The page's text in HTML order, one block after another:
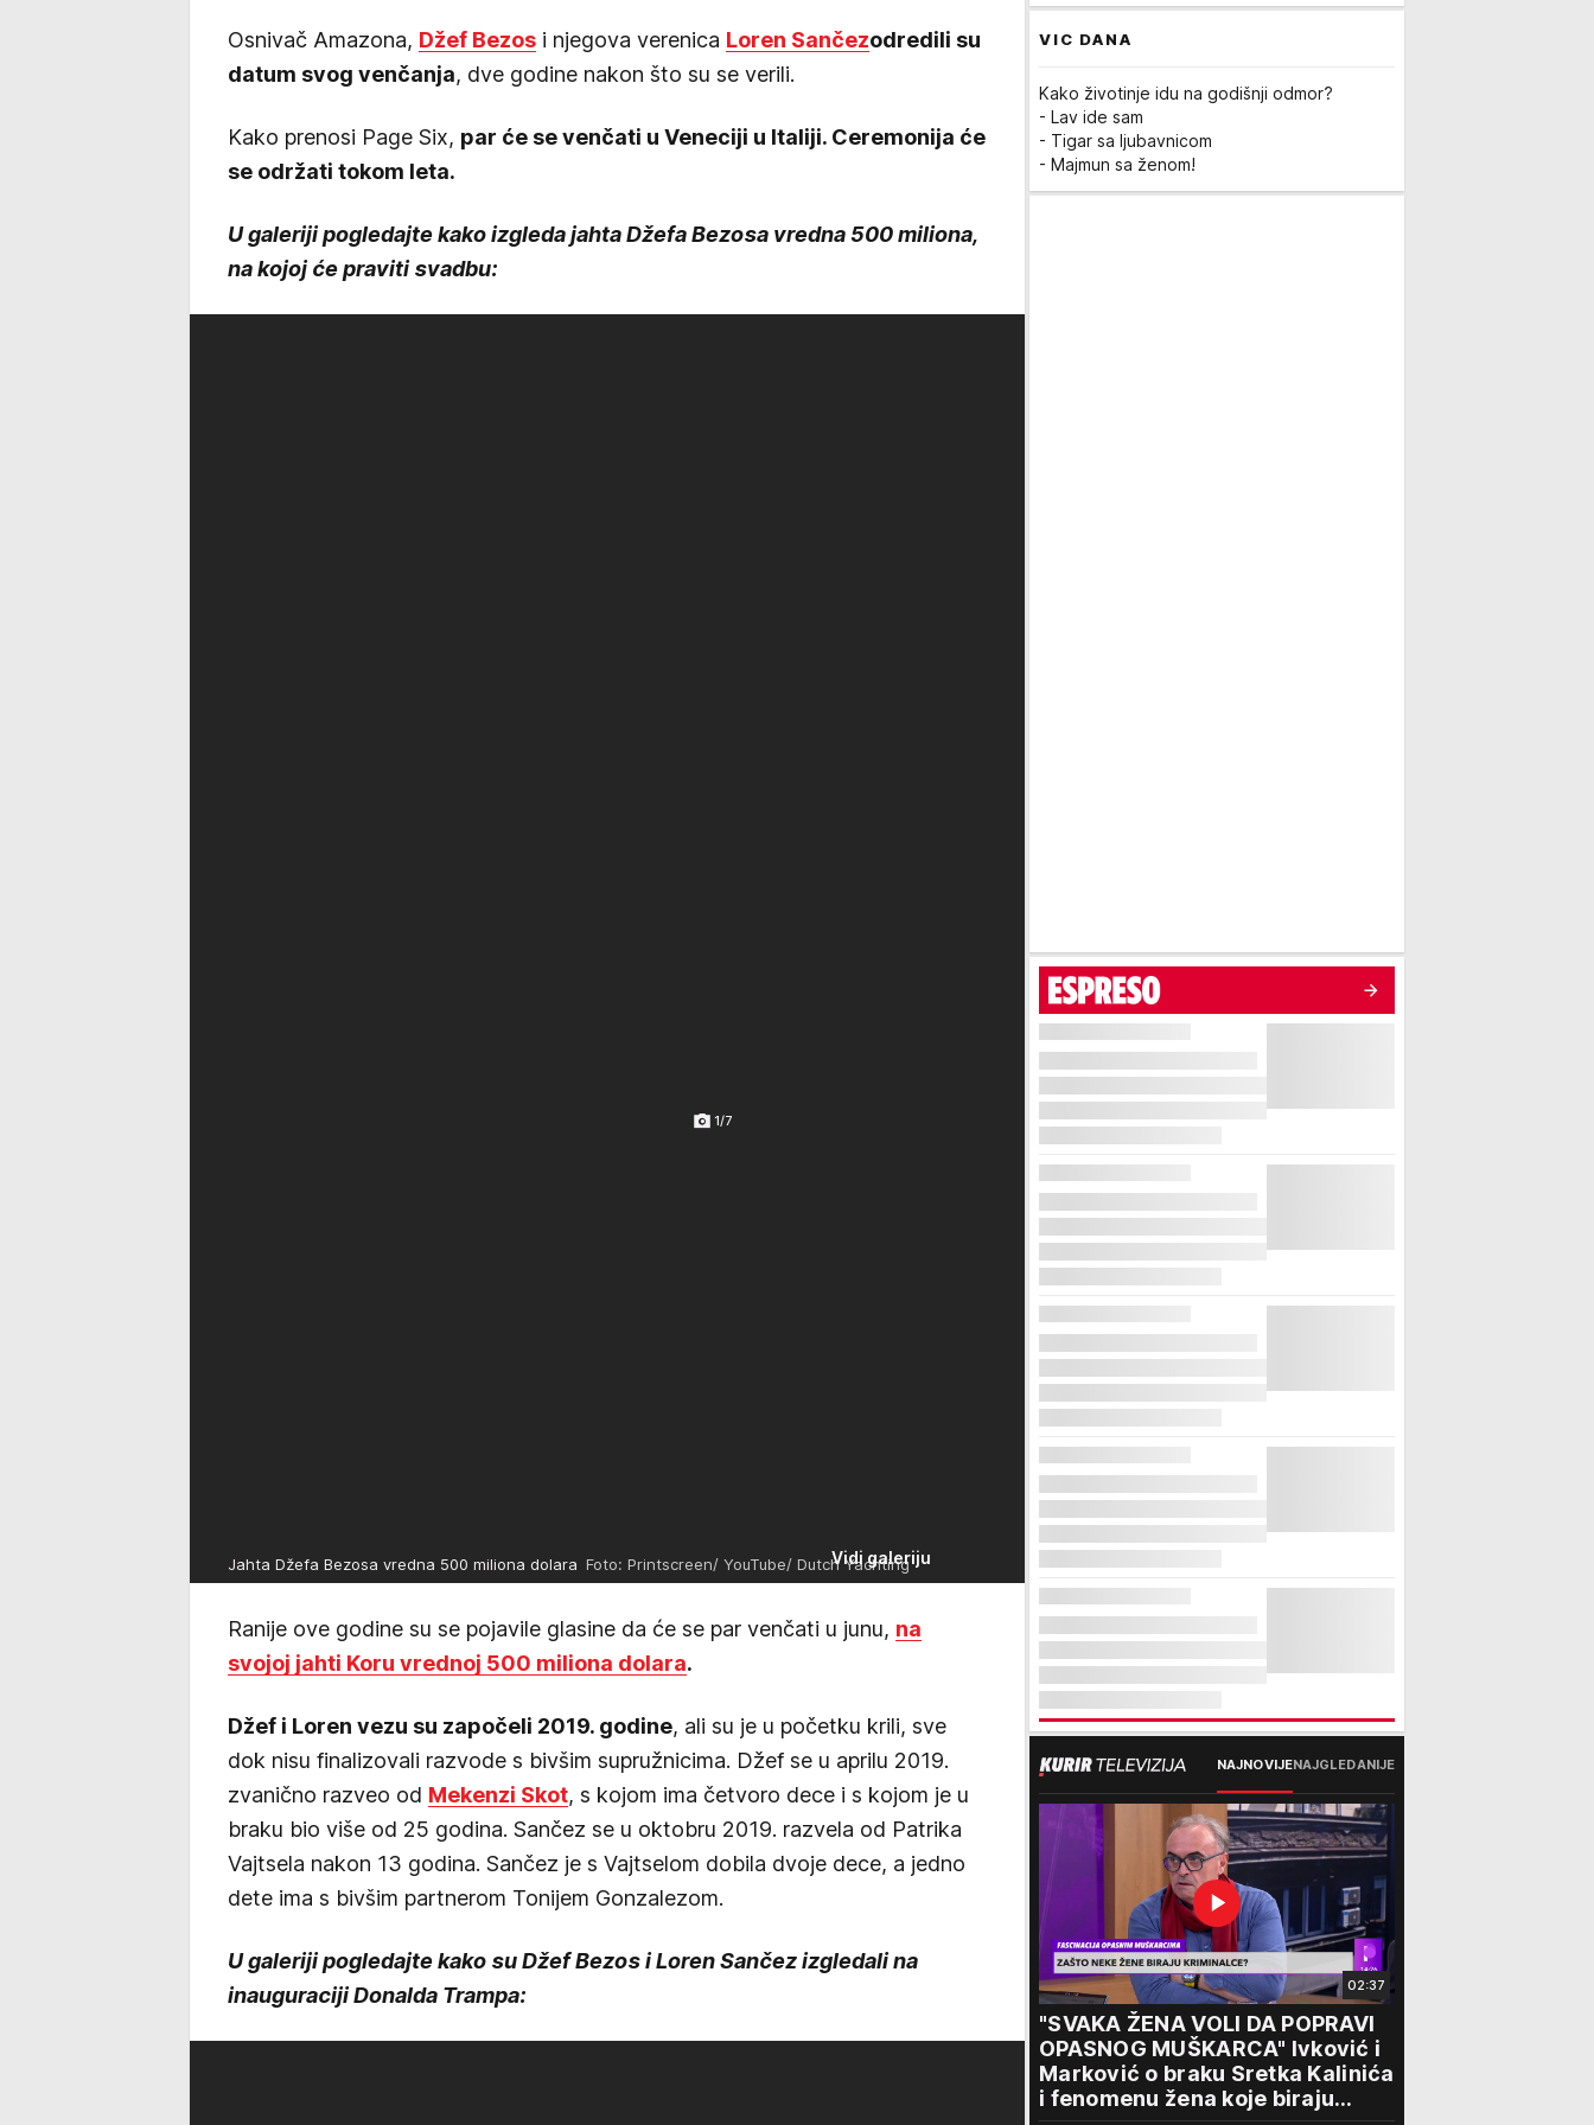
Osnivač Amazona, Džef Bezos i njegova verenica Loren Sančezodredili su
datum svog venčanja, dve godine nakon što su se verili.
Kako prenosi Page Six, par će se venčati u Veneciji u Italiji. Ceremonija će
se održati tokom leta.
U galeriji pogledajte kako izgleda jahta Džefa Bezosa vredna 500 miliona,
na kojoj će praviti svadbu:
1/7
Vidi galeriju
Jahta Džefa Bezosa vredna 500 miliona dolara Foto: Printscreen/ YouTube/ Dutch Yachting
Ranije ove godine su se pojavile glasine da će se par venčati u junu, na
svojoj jahti Koru vrednoj 500 miliona dolara.
Džef i Loren vezu su započeli 2019. godine, ali su je u početku krili, sve
dok nisu finalizovali razvode s bivšim supružnicima. Džef se u aprilu 2019.
zvanično razveo od Mekenzi Skot, s kojom ima četvoro dece i s kojom je u
braku bio više od 25 godina. Sančez se u oktobru 2019. razvela od Patrika
Vajtsela nakon 13 godina. Sančez je s Vajtselom dobila dvoje dece, a jedno
dete ima s bivšim partnerom Tonijem Gonzalezom.
U galeriji pogledajte kako su Džef Bezos i Loren Sančez izgledali na
inauguraciji Donalda Trampa:
VIC DANA
Kako životinje idu na godišnji odmor?
- Lav ide sam
- Tigar sa ljubavnicom
- Majmun sa ženom!
NAJNOVIJENAJGLEDANIJE
02:37
"SVAKA ŽENA VOLI DA POPRAVI
OPASNOG MUŠKARCA" Ivković i
Marković o braku Sretka Kalinića
i fenomenu žena koje biraju